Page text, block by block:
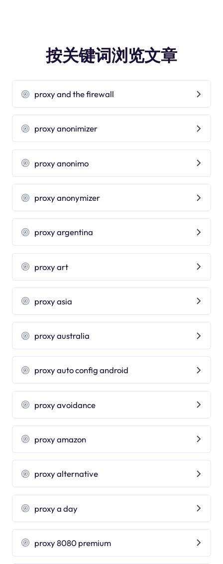
按关键词浏览文章
proxy and the firewall
proxy anonimizer
proxy anonimo
proxy anonymizer
proxy argentina
proxy art
proxy asia
proxy australia
proxy auto config android
proxy avoidance
proxy amazon
proxy alternative
proxy a day
proxy 8080 premium